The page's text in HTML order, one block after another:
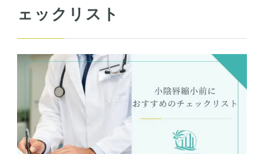
ェックリスト